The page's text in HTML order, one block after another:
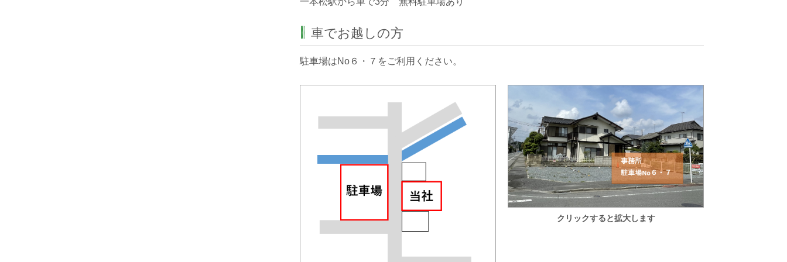
車でお越しの方
駐車場はNo６・７をご利用ください。
クリックすると拡大します